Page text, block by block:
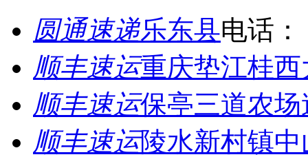
圆通速递乐东县电话：
顺丰速运重庆垫江桂
顺丰速运保亭三道农
顺丰速运陵水新村镇